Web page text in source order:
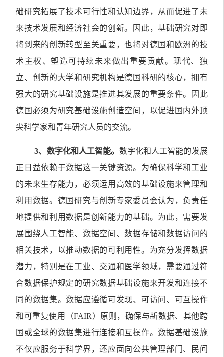
础研究拓展了技术可行性和认知边界，从而促进了未
来技术发展和经济社会的创新。因此，基础研究对即
将到来的创新转型至关重要，也将对德国和欧洲的技
术主权、塑造可持续未来做出重要贡献。现代、独
立、创新的大学和研究机构是德国科研的核心，拥有
强大的研究基础设施是推进其发展的重要条件。因此
德国必须为研究基础设施创造空间，以促进国内外顶
尖科学家和青年研究人员的交流。
3、数字化和人工智能。 数字化和人工智能的发展
正日益依赖于数据这一关键资源。为确保科学和工业
的未来生存能力，必须运用高效的基础设施来管理和
利用数据。德国研究与创新专家委员会认为，负责任
地提供和利用数据是创新能力的基础。为此，需要发
展围绕人工智能、数据空间、数据存储和数据访问的
相关技术，以推动数据的可利用性。为充分发挥数据
潜力，特别是在工业、交通和医学领域，需要通过符
合数据保护规定的研究数据基础设施来开发和连接不
同的数据集。数据应遵循可发现、可访问、可互操作
和可重复使用（FAIR）原则，确保与新数据、其他跨
国或全球的数据集进行连接和互操作。数据基础设施
不仅应服务于科学界，还应面向公共管理部门、民间